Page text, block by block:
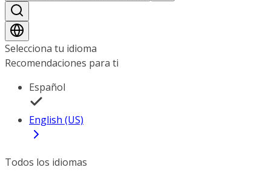
Selecciona tu idioma
Recomendaciones para ti
Español
English (US)
Todos los idiomas